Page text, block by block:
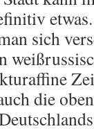
sich
die